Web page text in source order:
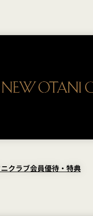
クラブ会員優待・特典